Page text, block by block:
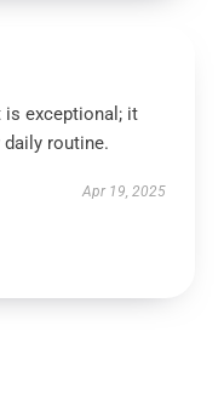
is exceptional; it
routine.
Apr 19, 2025